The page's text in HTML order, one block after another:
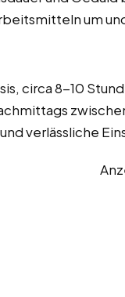
um
circa 8-10
verlässliche